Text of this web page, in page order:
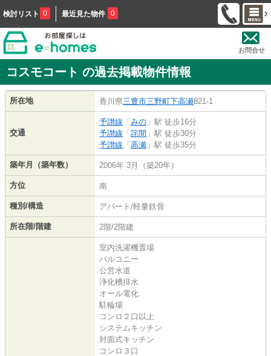
検討リスト 0 最近見た物件 0
お問合せ
コスモコート の過去掲載物件情報
所在地 香川県三豊市三野町下高瀬821-1
交通
予讃線 「 みの 」駅 徒歩16分
予讃線 「 詫間 」駅 徒歩30分
予讃線 「 高瀬 」駅 徒歩35分
築年月（築年数） 2006年 3月（築20年）
方位 南
種別/構造 アパート/軽量鉄骨
所在階/階建 2階/2階建
室内洗濯機置場
バルコニー
公営水道
浄化槽排水
オール電化
駐輪場
コンロ２口以上
システムキッチン
対面式キッチン
コンロ３口